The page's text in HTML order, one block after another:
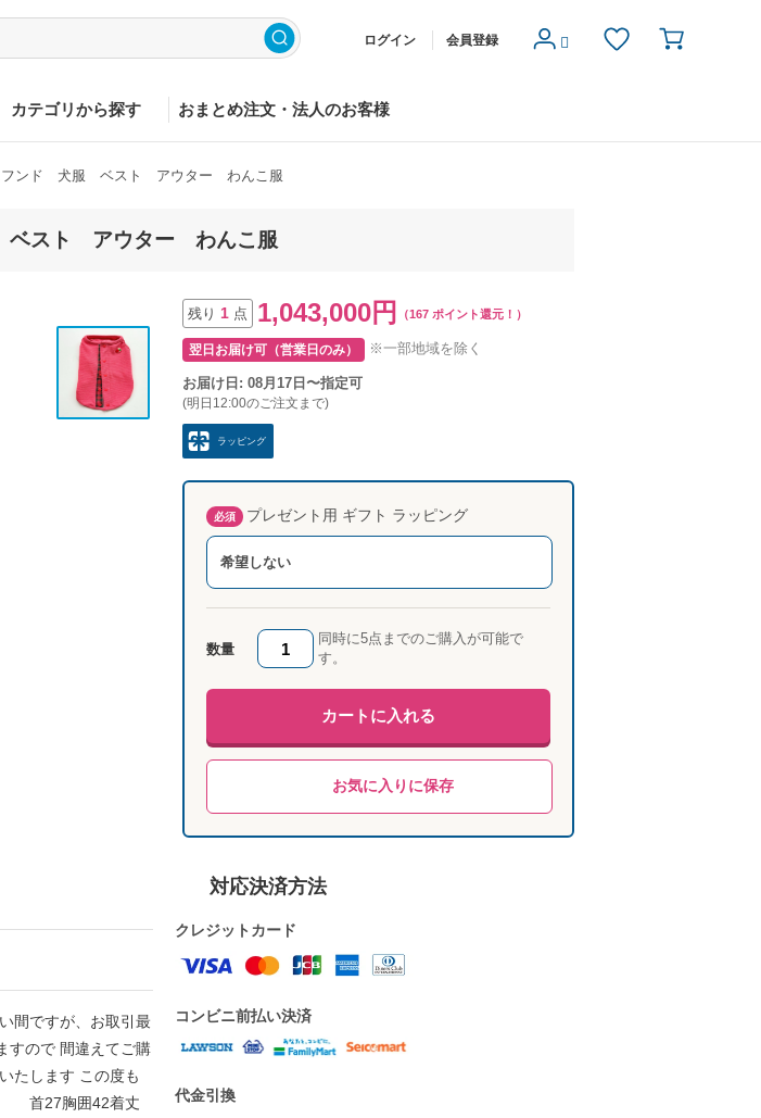
ログイン 会員登録
カテゴリから探す おまとめ注文・法人のお客様
フンド 犬服 ベスト アウター わんこ服
スト アウター わんこ服
間ですが、お取引最
すので 間違えてご購
たします この度も
首27胸囲42着丈
残り 1 点 1,043,000円 （167 ポイント還元！）
翌日お届け可（営業日のみ） ※一部地域を除く
お届け日: 08月17日〜指定可
(明日12:00のご注文まで)
ラッピング
必須 プレゼント用 ギフト ラッピング
希望しない
数量
同時に5点までのご購入が可能で
す。
カートに入れる
お気に入りに保存
対応決済方法
クレジットカード
コンビニ前払い決済
代金引換